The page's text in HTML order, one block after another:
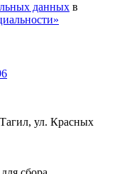
данных в
ул. Красных